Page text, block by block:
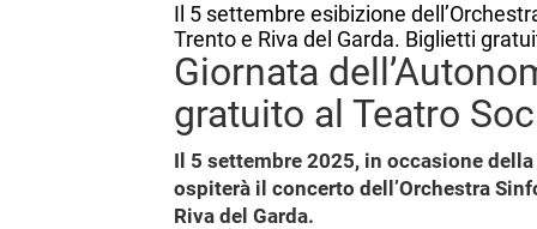
Il 5 settembre esibizione
Trento e Riva del Garda. Biglietti
Giornata
gratuito al Teatro
Il 5 settembre 2025, in occasione
ospiterà il concerto dell’Orchestra
Riva del Garda.